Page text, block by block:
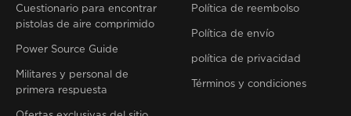
Cuestionario para encontrar
pistolas de aire comprimido
Power Source Guide
Militares y personal de
primera respuesta
Política de reembolso
Política de envío
política de privacidad
Términos y condiciones